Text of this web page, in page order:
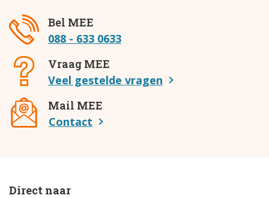
Bel MEE
088 - 633 0633
Vraag MEE
Veel gestelde vragen
Mail MEE
Contact
Direct naar